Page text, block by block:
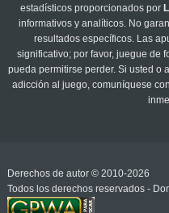
estadísticos proporcionados por
informativos y analíticos. No
resultados específicos. Las
significativo; por favor, juegue de
pueda permitirse perder. Si usted o
adicción al juego, comuníquese
Derechos de autor © 2010-2026
Todos los derechos reservados -